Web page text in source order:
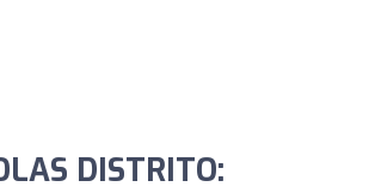
DISTRITO: